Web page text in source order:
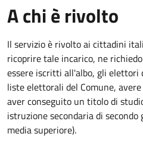
A chi è rivolto
Il servizio è rivolto ai cittadini
ricoprire tale incarico, ne
essere iscritti all'albo, gli elettori
liste elettorali del Comune,
aver conseguito un titolo di
istruzione secondaria di secondo
media superiore).